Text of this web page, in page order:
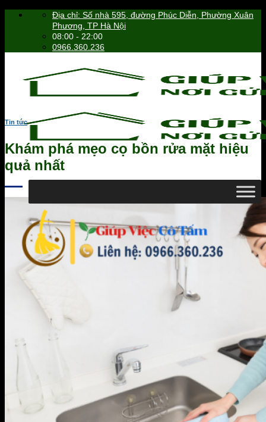
Skip
Địa chỉ: Số nhà 595, đường Phúc Diễn, Phường Xuân
Phương, TP Hà Nội
08:00 - 22:00
0966.360.236
0966.360.236
Tìm
kiếm:
Tin tức
Khám phá mẹo cọ bồn rửa mặt hiệu
quả nhất